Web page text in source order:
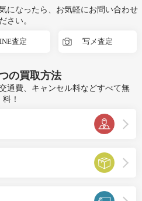
になったら、お気軽にお問い合わせ
さい。
査定 写メ査定
の買取方法
通費、キャンセル料などすべて無
料！